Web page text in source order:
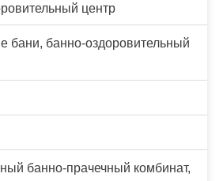
центр
бани, банно-оздоровительный
банно-прачечный комбинат,